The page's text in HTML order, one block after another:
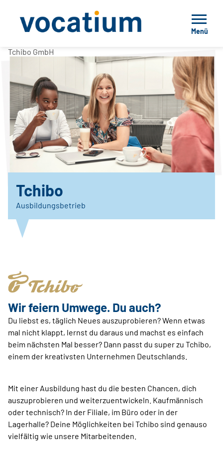
Menü
Tchibo GmbH
Tchibo
Ausbildungsbetrieb
Wir feiern Umwege. Du auch?
Du liebst es, täglich Neues auszuprobieren? Wenn etwas
mal nicht klappt, lernst du daraus und machst es einfach
beim nächsten Mal besser? Dann passt du super zu Tchibo,
einem der kreativsten Unternehmen Deutschlands.
Mit einer Ausbildung hast du die besten Chancen, dich
auszuprobieren und weiterzuentwickeln. Kaufmännisch
oder technisch? In der Filiale, im Büro oder in der
Lagerhalle? Deine Möglichkeiten bei Tchibo sind genauso
vielfältig wie unsere Mitarbeitenden.